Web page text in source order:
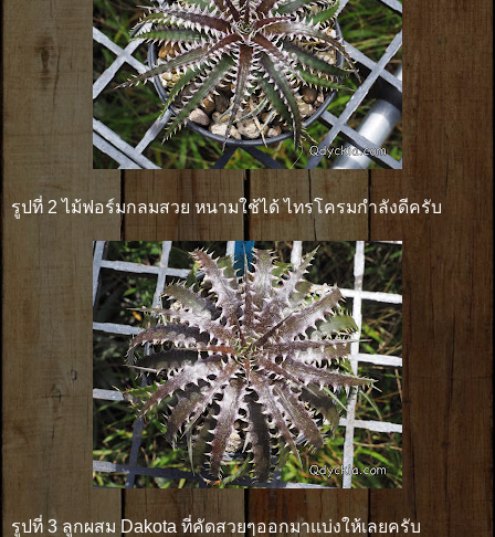
รูปที่ 2 ไม้ฟอร์มกลมสวย หนามใช้ได้ ไทรโครมกำลังดีครับ
รูปที่ 3 ลูกผสม Dakota ที่คัดสวยๆออกมาแบ่งให้เลยครับ